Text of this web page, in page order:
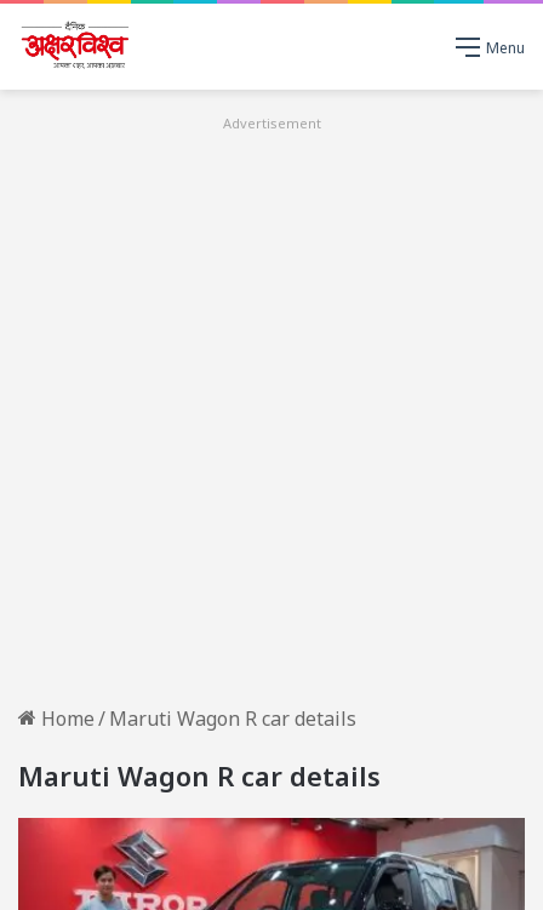
Menu
Advertisement
Home/Maruti Wagon R car details
Maruti Wagon R car details